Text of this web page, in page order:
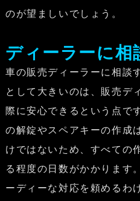
のが望ましいでしょう。
ディーラーに相
車の販売ディーラーに相談
として大きいのは、販売デ
際に安心できるという点で
の解錠やスペアキーの作成
けではないため、すべての
る程度の日数がかかります
ーディーな対応を頼めるわ